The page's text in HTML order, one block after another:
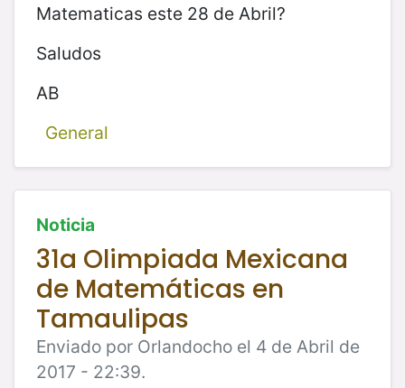
Matematicas este 28 de Abril?
Saludos
AB
General
Noticia
31a Olimpiada Mexicana
de Matemáticas en
Tamaulipas
Enviado por Orlandocho el 4 de Abril de
2017 - 22:39.